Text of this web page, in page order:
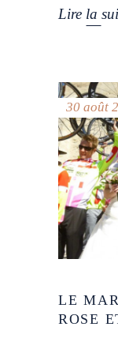
Lire la
30 août
LE
ROSE